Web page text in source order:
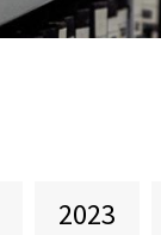
2023